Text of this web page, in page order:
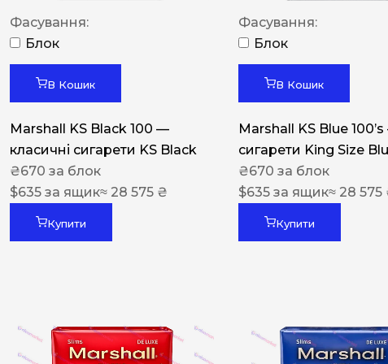
Leana
ASTRU
MONUS
Фасування:
Блок
В Кошик
Marshall KS Black 100 —
класичні сигарети KS Black
₴670 за блок
$635 за ящик≈ 28 575 ₴
Купити
Фасування:
Блок
В Кошик
Marshall KS Blue 100’s
сигарети King Size
₴670 за блок
$635 за ящик≈ 28 575
Купити